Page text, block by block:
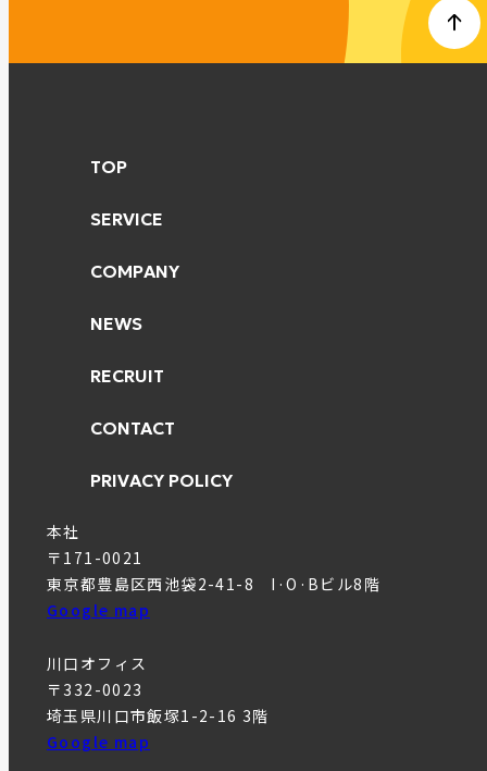
TOP
SERVICE
COMPANY
NEWS
RECRUIT
CONTACT
PRIVACY POLICY
本社
〒171-0021
東京都豊島区西池袋2-41-8 I·O·Bビル8階
Google map
川口オフィス
〒332-0023
埼玉県川口市飯塚1-2-16 3階
Google map